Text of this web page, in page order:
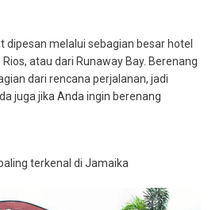
dipesan melalui sebagian besar hotel
atau dari Runaway Bay. Berenang
dari rencana perjalanan, jadi
juga jika Anda ingin berenang
terkenal di Jamaika